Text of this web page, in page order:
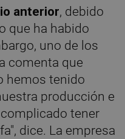
anterior, debido
que ha habido
uno de los
comenta que
hemos tenido
producción e
tener
dice. La empresa